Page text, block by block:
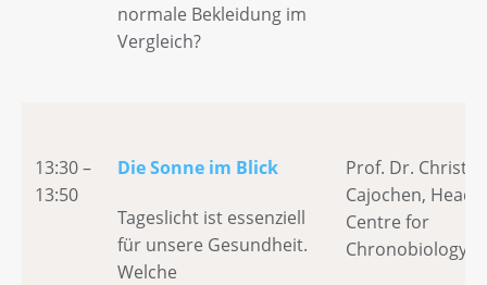
normale Bekleidung im
Vergleich?
13:30 –
13:50
Die Sonne im Blick
Tageslicht ist essenziell
für unsere Gesundheit.
Welche
Prof. Dr.
Cajochen, Head
Centre for
Chronobiology